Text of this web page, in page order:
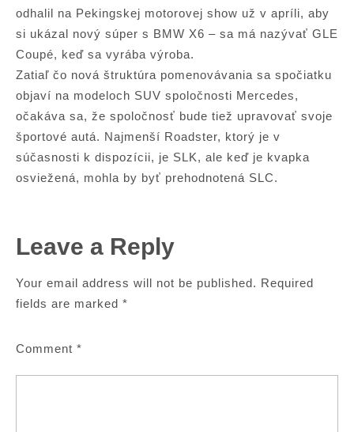
odhalil na Pekingskej motorovej show už v apríli, aby
si ukázal nový súper s BMW X6 – sa má nazývať GLE
Coupé, keď sa vyrába výroba.
Zatiaľ čo nová štruktúra pomenovávania sa spočiatku
objaví na modeloch SUV spoločnosti Mercedes,
očakáva sa, že spoločnosť bude tiež upravovať svoje
športové autá. Najmenší Roadster, ktorý je v
súčasnosti k dispozícii, je SLK, ale keď je kvapka
osviežená, mohla by byť prehodnotená SLC.
Leave a Reply
Your email address will not be published. Required
fields are marked *
Comment *